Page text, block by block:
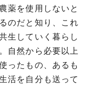
薬を使用しないと
のだと知り、これ
生していく暮らし
自然から必要以上
ったもの、あるも
活を自分も送って